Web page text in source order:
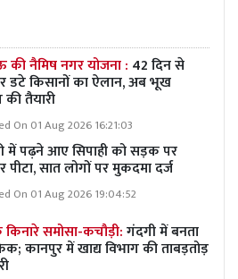
नैमिष नगर योजना : 42 दिन से
डटे किसानों का ऐलान, अब भूख
तैयारी
On 01 Aug 2026 16:21:03
में पढ़ने आए सिपाही को सड़क पर
पीटा, सात लोगों पर मुकदमा दर्ज
On 01 Aug 2026 19:04:52
समोसा-कचौड़ी:गंदगी में बनता
कानपुर में खाद्य विभाग की ताबड़तोड़